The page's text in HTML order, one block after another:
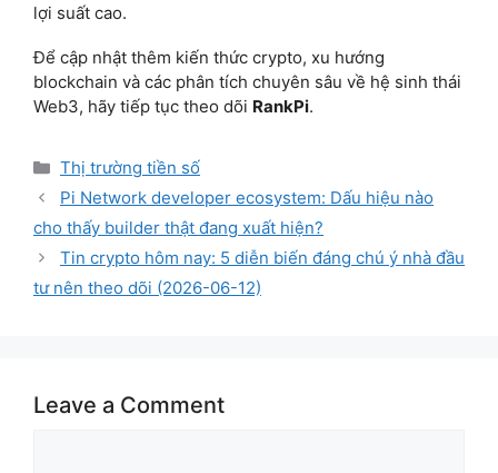
lợi suất cao.
Để cập nhật thêm kiến thức crypto, xu hướng
blockchain và các phân tích chuyên sâu về hệ sinh thái
Web3, hãy tiếp tục theo dõi RankPi.
Categories
Thị trường tiền số
Pi Network developer ecosystem: Dấu hiệu nào
cho thấy builder thật đang xuất hiện?
Tin crypto hôm nay: 5 diễn biến đáng chú ý nhà đầu
tư nên theo dõi (2026-06-12)
Leave a Comment